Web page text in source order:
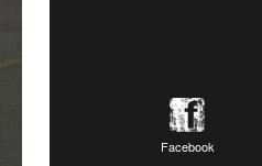
Facebook